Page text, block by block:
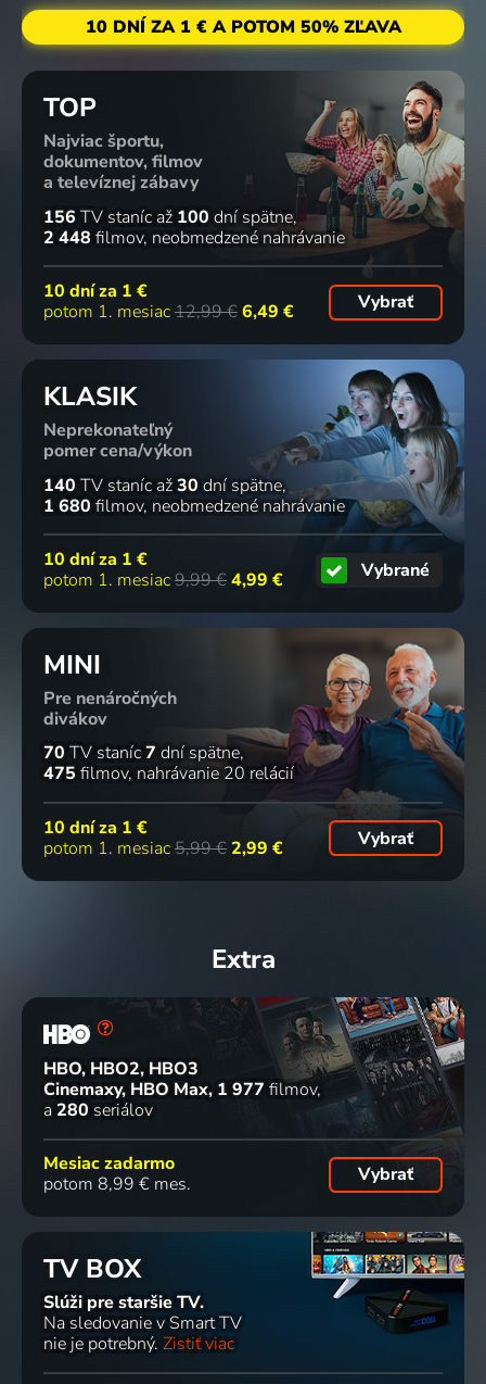
10 DNÍ ZA 1 € A POTOM 50% ZĽAVA
TOP
Najviac športu,
dokumentov, filmov
a televíznej zábavy
156 TV staníc až 100 dní spätne
2 448 filmov neobmedzené nahrávanie
10 dní za 1 €
potom 1. mesiac12,99 €6,49 € Vybrať
KLASIK
Neprekonateľný
pomer cena/výkon
140 TV staníc až30 dní spätne
1 680 filmov neobmedzené nahrávanie
10 dní za 1 €
potom 1. mesiac9,99 €4,99 € Vybrané
MINI
Pre nenáročných
divákov
70 TV staníc7 dní spätne
475 filmov nahrávanie 20 relácií
10 dní za 1 €
potom 1. mesiac5,99 € 2,99 € Vybrať
Extra
HBO, HBO2, HBO3
Cinemaxy, HBO Max 1 977 filmov
a 280 seriálov
Mesiac zadarmo
potom 8,99 € mes.
Vybrať
TV BOX
Slúži pre staršie TV.
Na sledovanie v Smart TV
nie je potrebný. Zistiť viac